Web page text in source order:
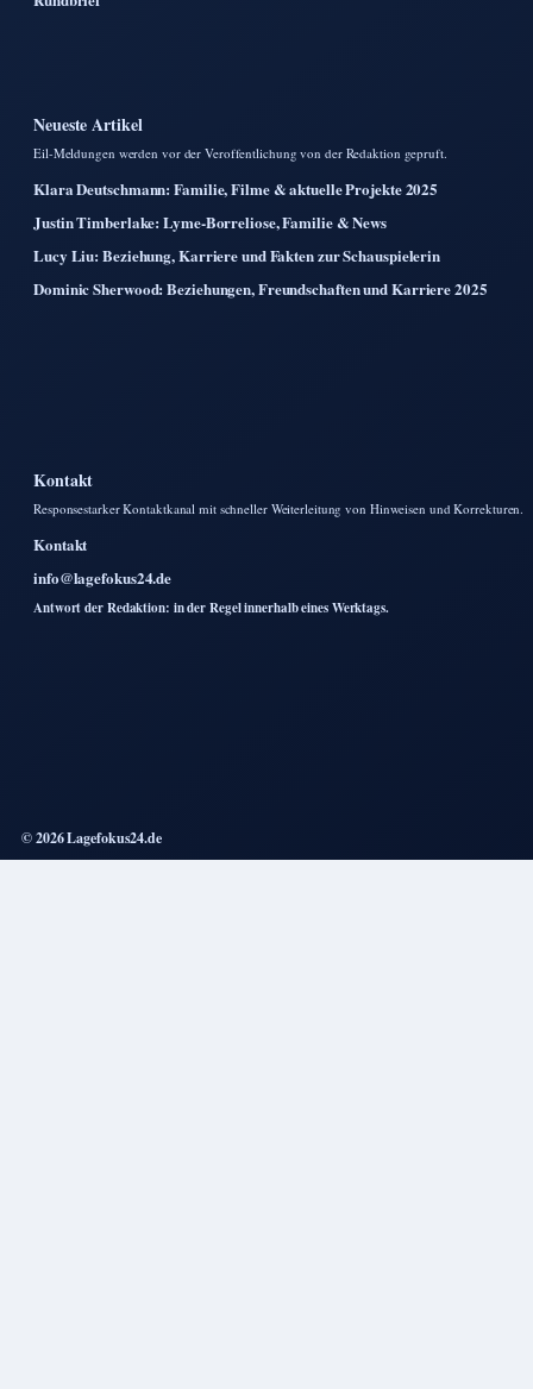
Neueste Artikel
Eil-Meldungen werden vor der Veroffentlichung von der Redaktion gepruft.
Klara Deutschmann: Familie, Filme & aktuelle Projekte 2025
Justin Timberlake: Lyme-Borreliose, Familie & News
Lucy Liu: Beziehung, Karriere und Fakten zur Schauspielerin
Dominic Sherwood: Beziehungen, Freundschaften und Karriere 2025
Kontakt
Responsestarker Kontaktkanal mit schneller Weiterleitung von Hinweisen und Korrekturen.
Kontakt
info@lagefokus24.de
Antwort der Redaktion: in der Regel innerhalb eines Werktags.
© 2026 Lagefokus24.de